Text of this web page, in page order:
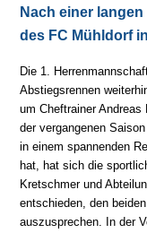
Nach einer
des FC Mühldorf
Die 1.
Abstiegsrennen
um Cheftrainer
der vergangenen
in einem spannenden
hat, hat sich die
Kretschmer und
entschieden, den
auszusprechen. In der